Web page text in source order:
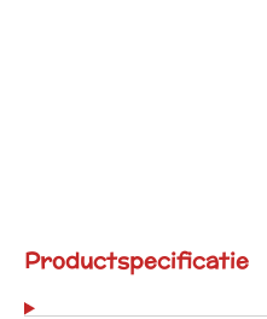
Productspecificatie